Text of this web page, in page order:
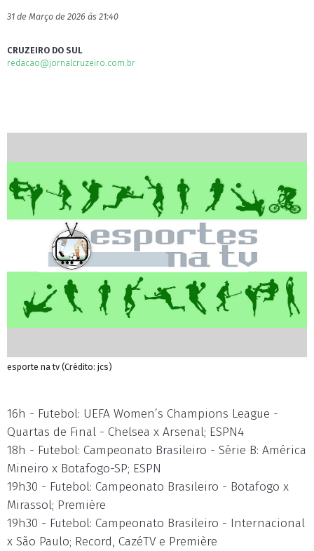
31 de Março de 2026 às 21:40
CRUZEIRO DO SUL
redacao@jornalcruzeiro.com.br
esporte na tv (Crédito: jcs)
16h - Futebol: UEFA Women’s Champions League -
Quartas de Final - Chelsea x Arsenal; ESPN4
18h - Futebol: Campeonato Brasileiro - Série B: América
Mineiro x Botafogo-SP; ESPN
19h30 - Futebol: Campeonato Brasileiro - Botafogo x
Mirassol; Première
19h30 - Futebol: Campeonato Brasileiro - Internacional
x São Paulo; Record, CazéTV e Première